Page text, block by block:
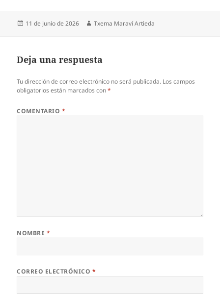
Publicado
11 de junio de 2026 Autor
Txema Maraví Artieda
Deja una respuesta
Tu dirección de correo electrónico no será publicada. Los campos
obligatorios están marcados con*
COMENTARIO *
NOMBRE *
CORREO ELECTRÓNICO *